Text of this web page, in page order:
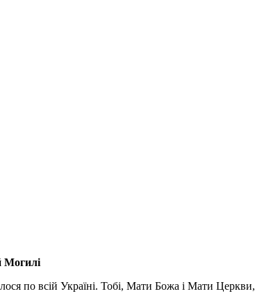
Могилі
по всій Україні. Тобі, Мати Божа і Мати Церкви,